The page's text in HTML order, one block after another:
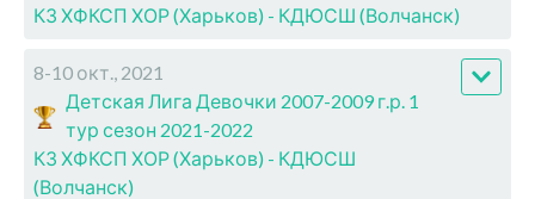
КЗ ХФКСП ХОР (Харьков) - КДЮСШ (Волчанск)
8-10 окт., 2021
Детская Лига Девочки 2007-2009 г.р. 1
тур сезон 2021-2022
КЗ ХФКСП ХОР (Харьков) - КДЮСШ
(Волчанск)